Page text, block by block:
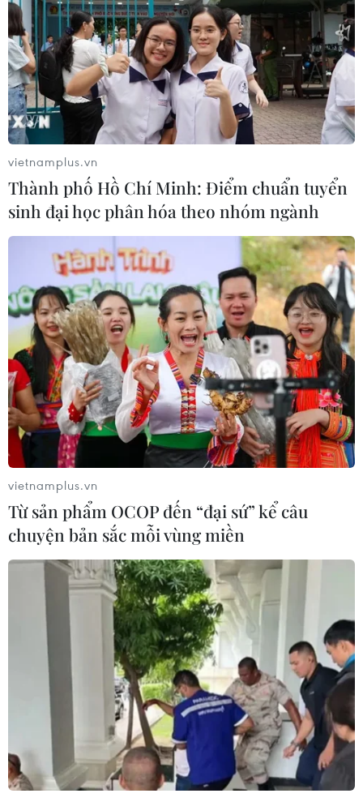
vietnamplus.vn
Thành phố Hồ Chí Minh: Điểm chuẩn tuyển
sinh đại học phân hóa theo nhóm ngành
vietnamplus.vn
Từ sản phẩm OCOP đến “đại sứ” kể câu
chuyện bản sắc mỗi vùng miền